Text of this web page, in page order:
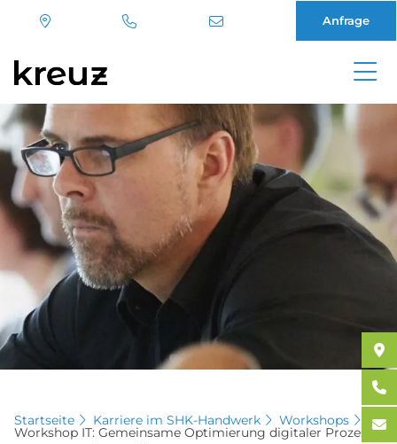
Direkt
zum
Inhalt
Anfrage
Startseite Karriere im SHK-Handwerk Workshops
Workshop IT: Gemeinsame Optimierung digitaler Prozesse